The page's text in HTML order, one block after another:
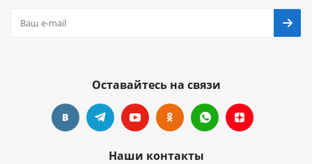
Оставайтесь на связи
Наши контакты